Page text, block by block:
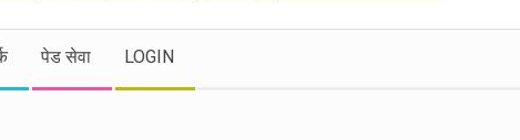
पेड सेवा LOGIN